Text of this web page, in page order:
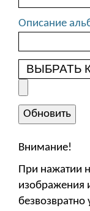
Описание
ВЫБРАТЬ
Внимание!
При нажатии
изображения